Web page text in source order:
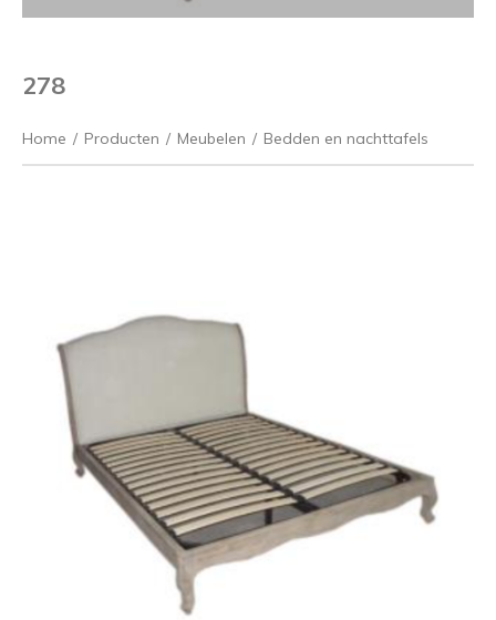
278
Home / Producten / Meubelen / Bedden en nachttafels